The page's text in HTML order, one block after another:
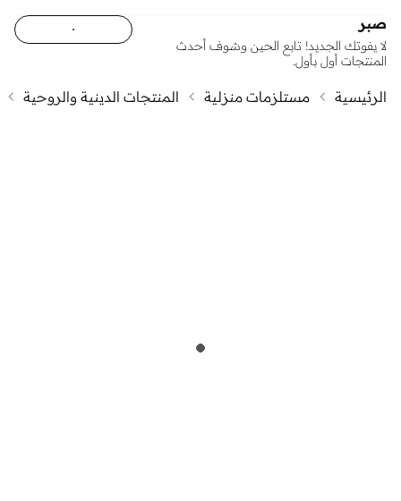
صبر
لا يفوتك الجديد! تابع الحين وشوف أحدث
المنتجات أول بأول.
الرئيسية مستلزمات منزلية المنتجات الدينية والروحية